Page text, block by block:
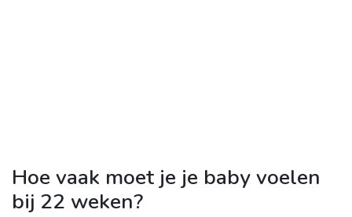
Hoe vaak moet je je baby voelen
bij 22 weken?